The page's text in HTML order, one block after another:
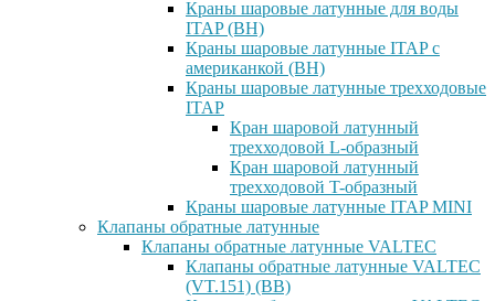
Краны шаровые латунные для воды
ITAP (ВН)
Краны шаровые латунные ITAP с
американкой (ВН)
Краны шаровые латунные трехходовые
ITAP
Кран шаровой латунный
трехходовой L-образный
Кран шаровой латунный
трехходовой T-образный
Краны шаровые латунные ITAP MINI
Клапаны обратные латунные
Клапаны обратные латунные VALTEC
Клапаны обратные латунные VALTEC
(VT.151) (ВВ)